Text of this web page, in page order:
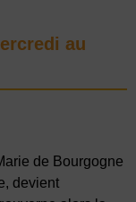
au
de Bourgogne
devient